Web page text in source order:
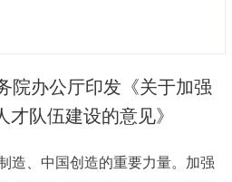
专题公开
法人服务 部门服务
院办公厅印发《关于加强
才队伍建设的意见》
、中国创造的重要力量。加强